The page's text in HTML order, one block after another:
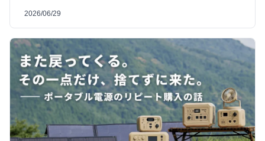
2026/06/29